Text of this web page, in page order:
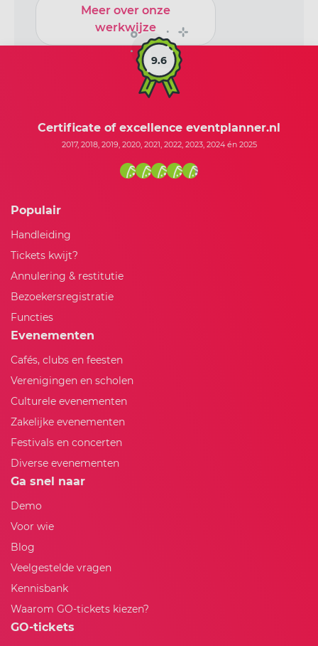
Meer over onze
werkwijze
9.6
Certificate of excellence eventplanner.nl
2017, 2018, 2019, 2020, 2021, 2022, 2023, 2024 én 2025
Populair
Handleiding
Tickets kwijt?
Annulering & restitutie
Bezoekersregistratie
Functies
Evenementen
Cafés, clubs en feesten
Verenigingen en scholen
Culturele evenementen
Zakelijke evenementen
Festivals en concerten
Diverse evenementen
Ga snel naar
Demo
Voor wie
Blog
Veelgestelde vragen
Kennisbank
Waarom GO-tickets kiezen?
GO-tickets